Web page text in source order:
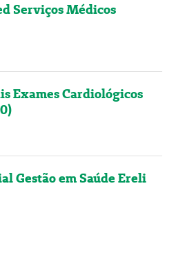
Serviços Médicos
Exames Cardiológicos
Gestão em Saúde Ereli